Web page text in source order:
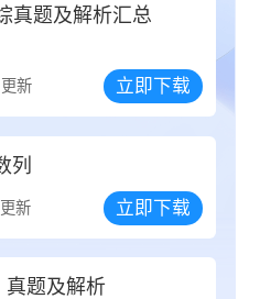
真题及解析汇总
新 立即下载
列
新 立即下载
真题及解析